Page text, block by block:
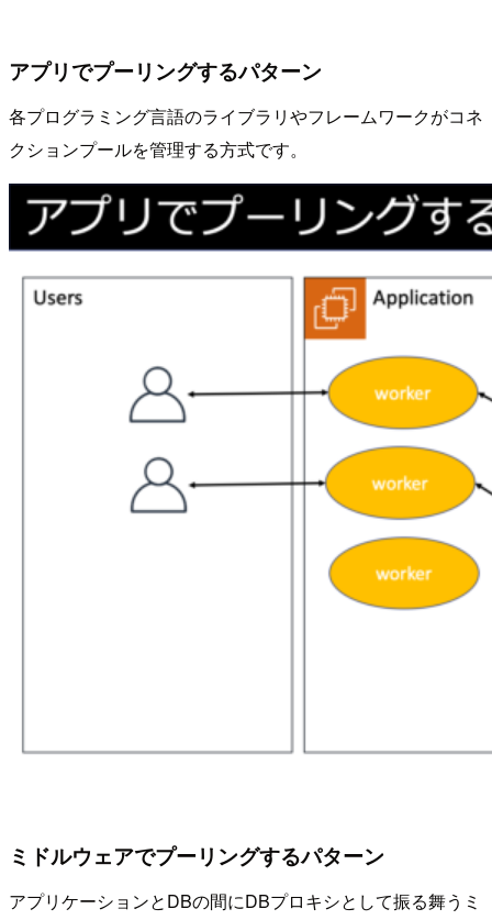
アプリでプーリングするパターン
各プログラミング言語のライブラリやフレームワークがコネ
クションプールを管理する方式です。
ミドルウェアでプーリングするパターン
アプリケーションとDBの間にDBプロキシとして振る舞うミ